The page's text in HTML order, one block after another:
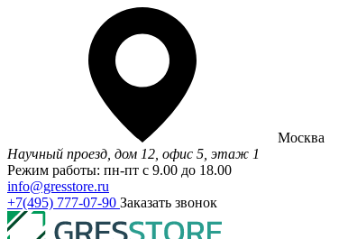
Москва
Научный проезд, дом 12, офис 5, этаж 1
Режим работы: пн-пт с 9.00 до 18.00
info@gresstore.ru
+7(495) 777-07-90 Заказать звонок